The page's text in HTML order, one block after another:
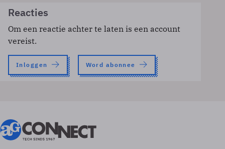
Reacties
Om een reactie achter te laten is een account
vereist.
Inloggen Word abonnee